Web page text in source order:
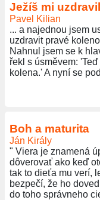
Ježíš mi
Pavel Kilian
... a najednou jsem
uzdravit pravé
Nahnul jsem se k
řekl s úsměvem:
kolena.' A nyní se
Boh a maturita
Ján Király
" Viera je znamená
dôverovať ako keď
tak to dieťa mu verí,
bezpečí, že ho
do toho správneho